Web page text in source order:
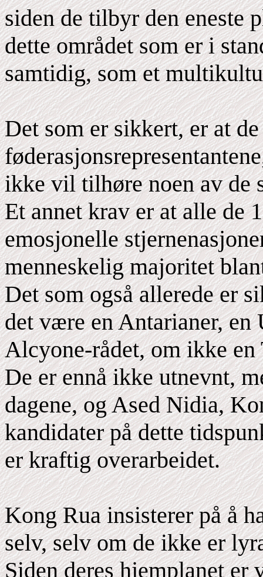
siden de tilbyr den eneste
dette området som er i
samtidig, som et
Det som er sikkert, er at
ikke vil tilhøre noen av de
Et annet krav er at alle de
emosjonelle
menneskelig majoritet
Det som også allerede er
det være en Antarianer, en
Alcyone-rådet, om ikke en
De er ennå ikke utnevnt,
dagene, og Ased Nidia,
kandidater på dette
er kraftig overarbeidet.
Kong Rua insisterer på å
selv, selv om de ikke er
Siden deres hjemplanet